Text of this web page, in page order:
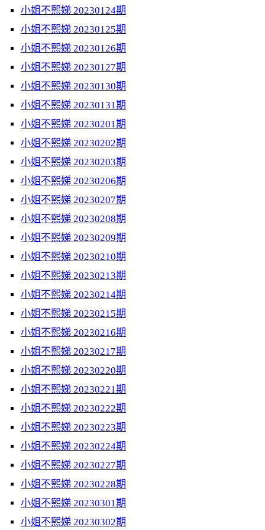
小姐不熙娣 20230124期
小姐不熙娣 20230125期
小姐不熙娣 20230126期
小姐不熙娣 20230127期
小姐不熙娣 20230130期
小姐不熙娣 20230131期
小姐不熙娣 20230201期
小姐不熙娣 20230202期
小姐不熙娣 20230203期
小姐不熙娣 20230206期
小姐不熙娣 20230207期
小姐不熙娣 20230208期
小姐不熙娣 20230209期
小姐不熙娣 20230210期
小姐不熙娣 20230213期
小姐不熙娣 20230214期
小姐不熙娣 20230215期
小姐不熙娣 20230216期
小姐不熙娣 20230217期
小姐不熙娣 20230220期
小姐不熙娣 20230221期
小姐不熙娣 20230222期
小姐不熙娣 20230223期
小姐不熙娣 20230224期
小姐不熙娣 20230227期
小姐不熙娣 20230228期
小姐不熙娣 20230301期
小姐不熙娣 20230302期